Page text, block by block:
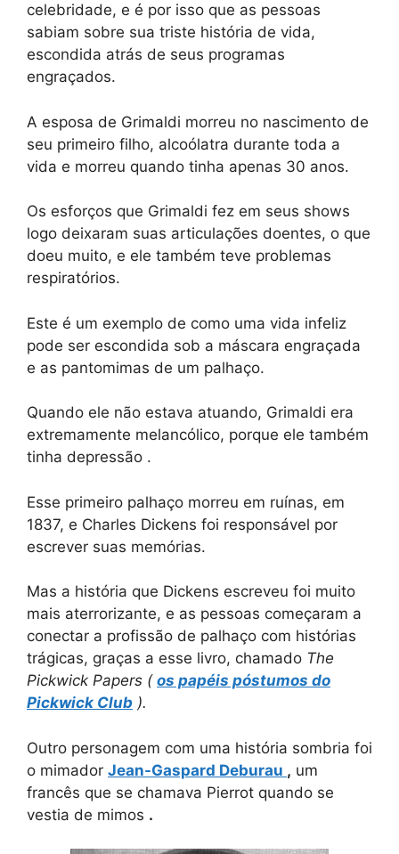
celebridade, e é por isso que as pessoas
sabiam sobre sua triste história de vida,
escondida atrás de seus programas
engraçados.
A esposa de Grimaldi morreu no nascimento de
seu primeiro filho, alcoólatra durante toda a
vida e morreu quando tinha apenas 30 anos.
Os esforços que Grimaldi fez em seus shows
logo deixaram suas articulações doentes, o que
doeu muito, e ele também teve problemas
respiratórios.
Este é um exemplo de como uma vida infeliz
pode ser escondida sob a máscara engraçada
e as pantomimas de um palhaço.
Quando ele não estava atuando, Grimaldi era
extremamente melancólico, porque ele também
tinha depressão .
Esse primeiro palhaço morreu em ruínas, em
1837, e Charles Dickens foi responsável por
escrever suas memórias.
Mas a história que Dickens escreveu foi muito
mais aterrorizante, e as pessoas começaram a
conectar a profissão de palhaço com histórias
trágicas, graças a esse livro, chamado The
Pickwick Papers ( os papéis póstumos do
Pickwick Club ).
Outro personagem com uma história sombria foi
o mimador Jean-Gaspard Deburau , um
francês que se chamava Pierrot quando se
vestia de mimos .